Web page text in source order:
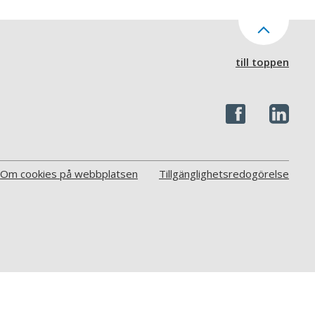
till toppen
Om cookies på webbplatsen Tillgänglighetsredogörelse